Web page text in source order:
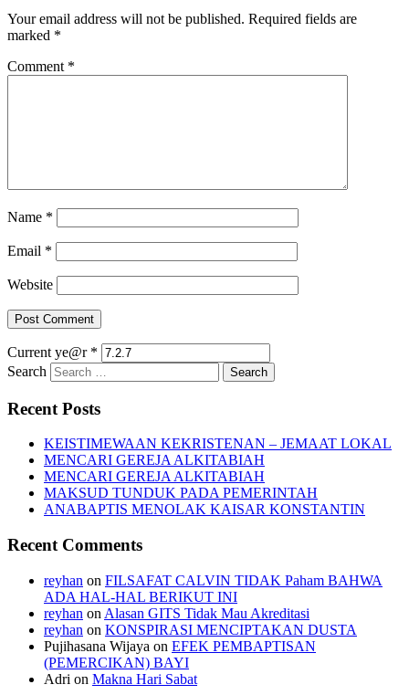
Your email address will not be published. Required fields are
marked *
Comment *
Name *
Email *
Website
Current ye@r *
Search
Recent Posts
KEISTIMEWAAN KEKRISTENAN – JEMAAT LOKAL
MENCARI GEREJA ALKITABIAH
MENCARI GEREJA ALKITABIAH
MAKSUD TUNDUK PADA PEMERINTAH
ANABAPTIS MENOLAK KAISAR KONSTANTIN
Recent Comments
reyhan on FILSAFAT CALVIN TIDAK Paham BAHWA
ADA HAL-HAL BERIKUT INI
reyhan on Alasan GITS Tidak Mau Akreditasi
reyhan on KONSPIRASI MENCIPTAKAN DUSTA
Pujihasana Wijaya on EFEK PEMBAPTISAN
(PEMERCIKAN) BAYI
Adri on Makna Hari Sabat